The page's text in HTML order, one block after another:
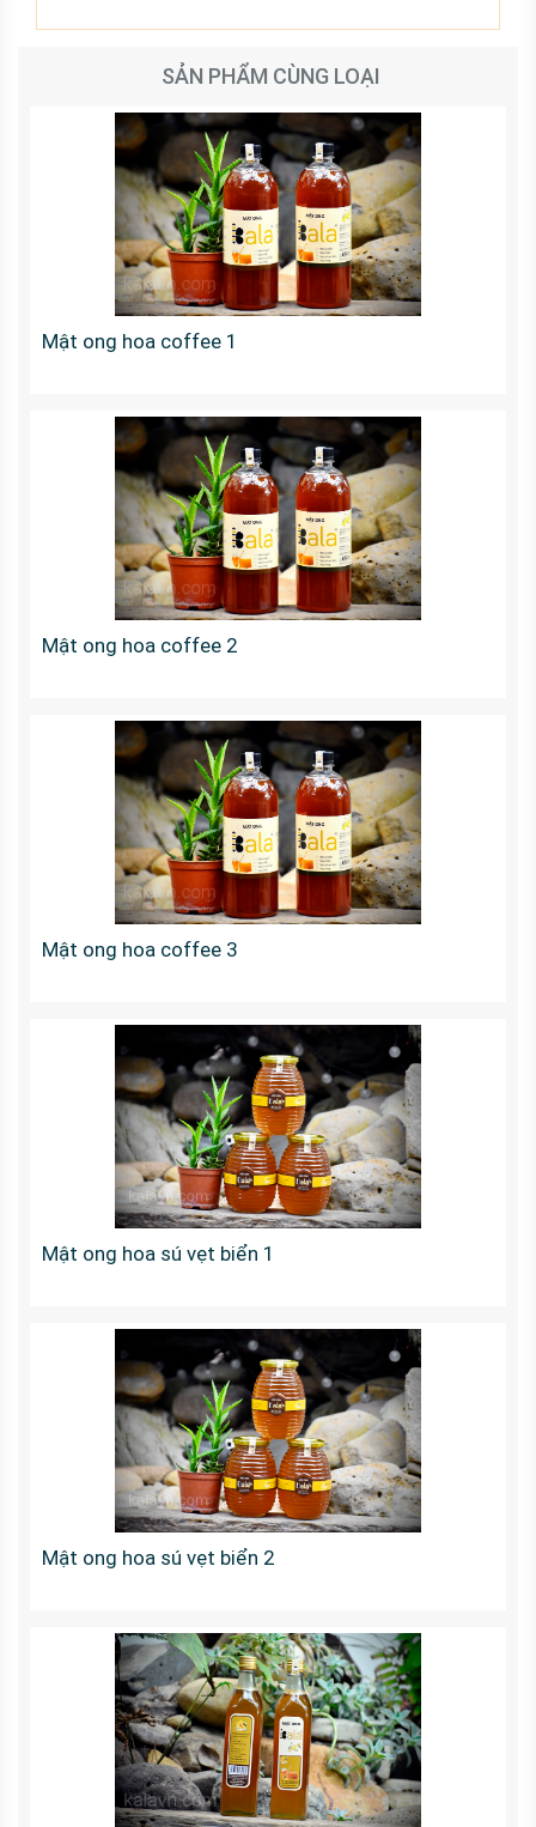
SẢN PHẨM CÙNG LOẠI
Mật ong hoa coffee 1
Mật ong hoa coffee 2
Mật ong hoa coffee 3
Mật ong hoa sú vẹt biển 1
Mật ong hoa sú vẹt biển 2